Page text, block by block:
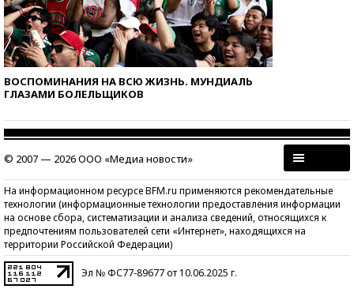
ВОСПОМИНАНИЯ НА ВСЮ ЖИЗНЬ. МУНДИАЛЬ
ГЛАЗАМИ БОЛЕЛЬЩИКОВ
© 2007 — 2026 ООО «Медиа новости»
На информационном ресурсе BFM.ru применяются рекомендательные
технологии (информационные технологии предоставления информации
на основе сбора, систематизации и анализа сведений, относящихся к
предпочтениям пользователей сети «Интернет», находящихся на
территории Российской Федерации)
Эл № ФС77-89677 от 10.06.2025 г.